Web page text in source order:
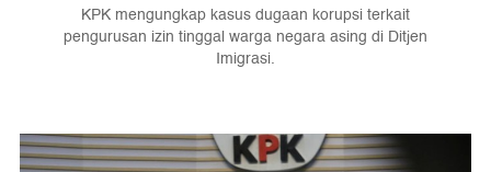
KPK mengungkap kasus dugaan korupsi terkait
pengurusan izin tinggal warga negara asing di Ditjen
Imigrasi.